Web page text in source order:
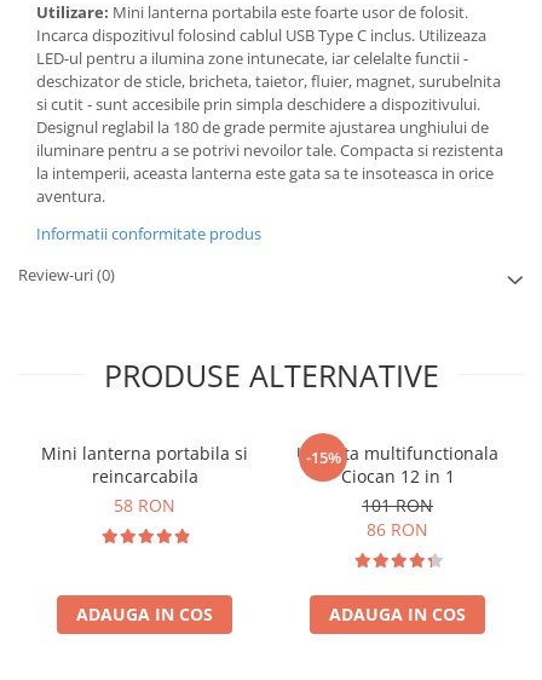
Utilizare: Mini lanterna portabila este foarte usor de folosit.
Incarca dispozitivul folosind cablul USB Type C inclus. Utilizeaza
LED-ul pentru a ilumina zone intunecate, iar celelalte functii -
deschizator de sticle, bricheta, taietor, fluier, magnet, surubelnita
si cutit - sunt accesibile prin simpla deschidere a dispozitivului.
Designul reglabil la 180 de grade permite ajustarea unghiului de
iluminare pentru a se potrivi nevoilor tale. Compacta si rezistenta
la intemperii, aceasta lanterna este gata sa te insoteasca in orice
aventura.
Informatii conformitate produs
Review-uri(0)
PRODUSE ALTERNATIVE
Mini lanterna portabila si
reincarcabila
58 RON
ADAUGA IN COS
-15%
Unealta multifunctionala
Ciocan 12 in 1
101 RON
86 RON
ADAUGA IN COS